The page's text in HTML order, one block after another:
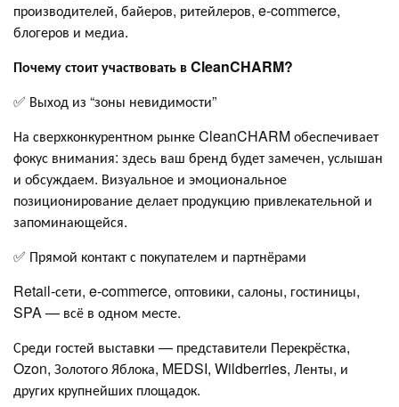
производителей, байеров, ритейлеров, e-commerce,
блогеров и медиа.
Почему стоит участвовать в CleanCHARM?
✅ Выход из “зоны невидимости”
На сверхконкурентном рынке CleanCHARM обеспечивает
фокус внимания: здесь ваш бренд будет замечен, услышан
и обсуждаем. Визуальное и эмоциональное
позиционирование делает продукцию привлекательной и
запоминающейся.
✅ Прямой контакт с покупателем и партнёрами
Retail-сети, e-commerce, оптовики, салоны, гостиницы,
SPA — всё в одном месте.
Среди гостей выставки — представители Перекрёстка,
Ozon, Золотого Яблока, MEDSI, Wildberries, Ленты, и
других крупнейших площадок.